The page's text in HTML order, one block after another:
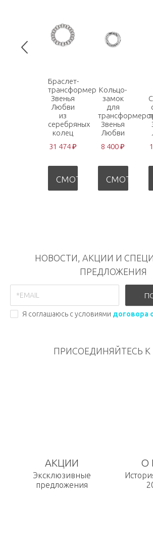
Браслет-
трансформер
Звенья
Любви
из
серебряных
колец
31 474 ₽
СМОТРЕТЬ
Кольцо-
замок
для
Звенья
Любви
8 400 ₽
СМОТРЕТЬ
НОВОСТИ, АКЦИИ И
ПРЕДЛОЖЕНИЯ
Я соглашаюсь с условиями договора
ПРИСОЕДИНЯЙТЕСЬ
АКЦИИ
Эксклюзивные
предложения
О